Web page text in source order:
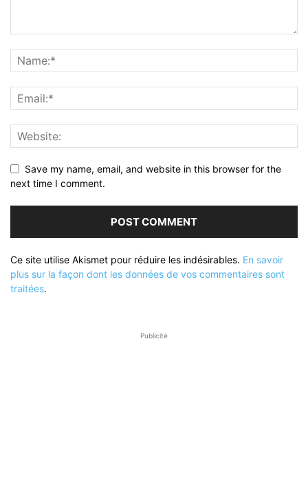
Save my name, email, and website in this browser for the
next time I comment.
Ce site utilise Akismet pour réduire les indésirables. En savoir
plus sur la façon dont les données de vos commentaires sont
traitées.
Publicité